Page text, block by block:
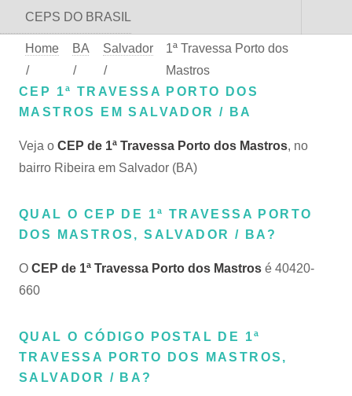
CEPS DO BRASIL
Home
/
BA
/
Salvador
/
1ª Travessa Porto dos
Mastros
CEP 1ª TRAVESSA PORTO DOS
MASTROS EM SALVADOR / BA
Veja o CEP de 1ª Travessa Porto dos Mastros, no
bairro Ribeira em Salvador (BA)
QUAL O CEP DE 1ª TRAVESSA PORTO
DOS MASTROS, SALVADOR / BA?
O CEP de 1ª Travessa Porto dos Mastros é 40420-
660
QUAL O CÓDIGO POSTAL DE 1ª
TRAVESSA PORTO DOS MASTROS,
SALVADOR / BA?